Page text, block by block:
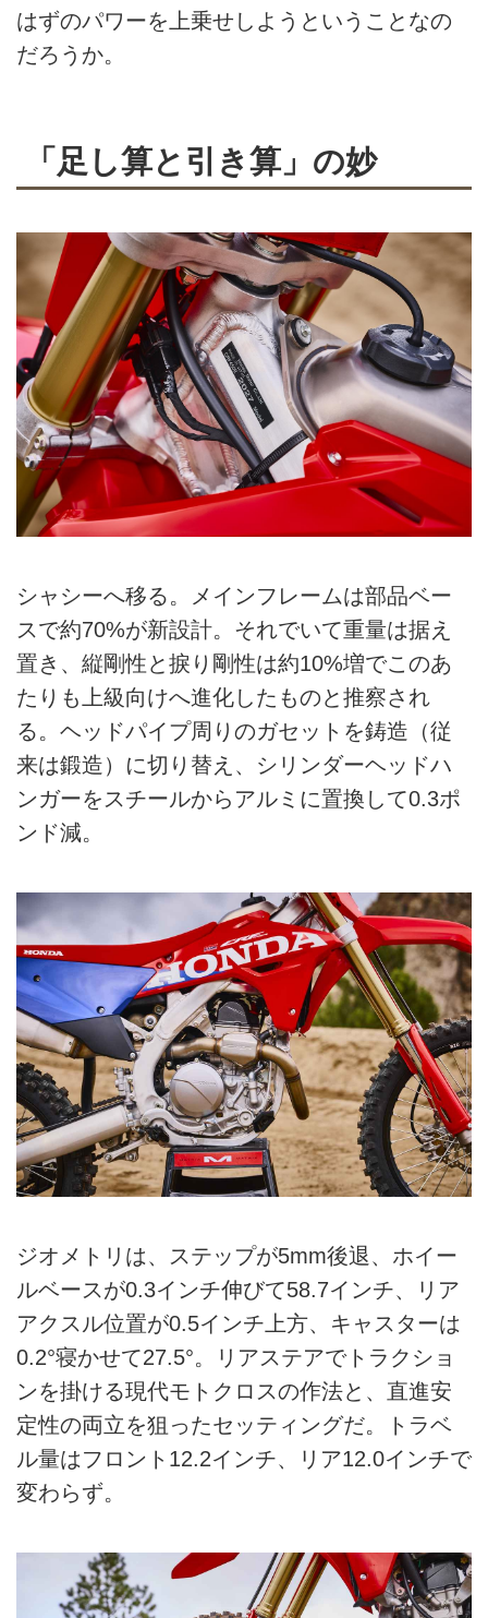
はずのパワーを上乗せしようということなの
だろうか。
「足し算と引き算」の妙
シャシーへ移る。メインフレームは部品ベー
スで約70%が新設計。それでいて重量は据え
置き、縦剛性と捩り剛性は約10%増でこのあ
たりも上級向けへ進化したものと推察され
る。ヘッドパイプ周りのガセットを鋳造（従
来は鍛造）に切り替え、シリンダーヘッドハ
ンガーをスチールからアルミに置換して0.3ポ
ンド減。
ジオメトリは、ステップが5mm後退、ホイー
ルベースが0.3インチ伸びて58.7インチ、リア
アクスル位置が0.5インチ上方、キャスターは
0.2°寝かせて27.5°。リアステアでトラクショ
ンを掛ける現代モトクロスの作法と、直進安
定性の両立を狙ったセッティングだ。トラベ
ル量はフロント12.2インチ、リア12.0インチで
変わらず。